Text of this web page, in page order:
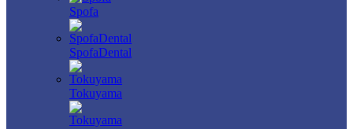
Spofa
SpofaDental
Tokuyama